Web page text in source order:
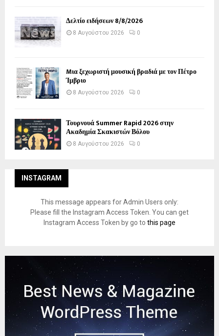
Δελτίο ειδήσεων 8/8/2026
8 Αυγούστου 2026 0
Mια ξεχωριστή μουσική βραδιά με τον Πέτρο
Ίμβριο
8 Αυγούστου 2026 0
Τουρνουά Summer Rapid 2026 στην
Ακαδημία Σκακιστών Βόλου
8 Αυγούστου 2026 0
INSTAGRAM
This message appears for Admin Users only:
Please fill the Instagram Access Token. You can get
Instagram Access Token by go to this page